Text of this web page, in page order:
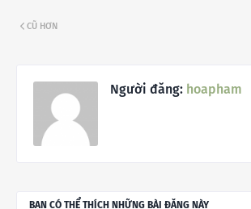
CŨ HƠN
Người đăng: hoapham
BẠN CÓ THỂ THÍCH NHỮNG BÀI ĐĂNG NÀY